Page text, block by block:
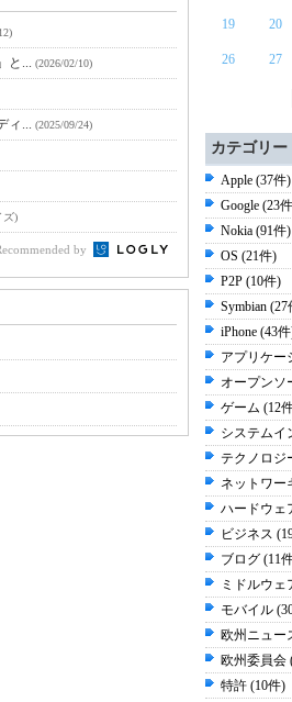
と... (2026/02/10)
ィ... (2025/09/24)
ズ)
by
19 20
26 27
カテゴリー
Apple (37件)
Google (23
Nokia (91件)
OS (21件)
P2P (10件)
Symbian (27
iPhone (43
アプリケー
オープンソ
ゲーム (12
システムイ
テクノロジ
ネットワー
ハードウェ
ビジネス
ブログ (11
ミドルウェ
モバイル
欧州ニュー
欧州委員会
特許 (10件)